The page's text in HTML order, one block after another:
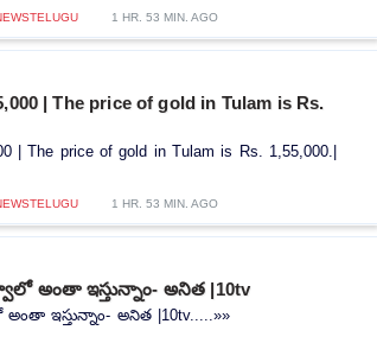
1 HR. 53 MIN. AGO
| The price of gold in Tulam is Rs.
| The price of gold in Tulam is Rs. 1,55,000.|
1 HR. 53 MIN. AGO
అంతా ఇస్తున్నాం- అనిత |10tv
ఇస్తున్నాం- అనిత |10tv.....»»